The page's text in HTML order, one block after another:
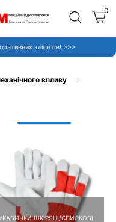
0
клієнтів! >>>
впливу
ШКІРЯНІ/СПИЛКОВІ